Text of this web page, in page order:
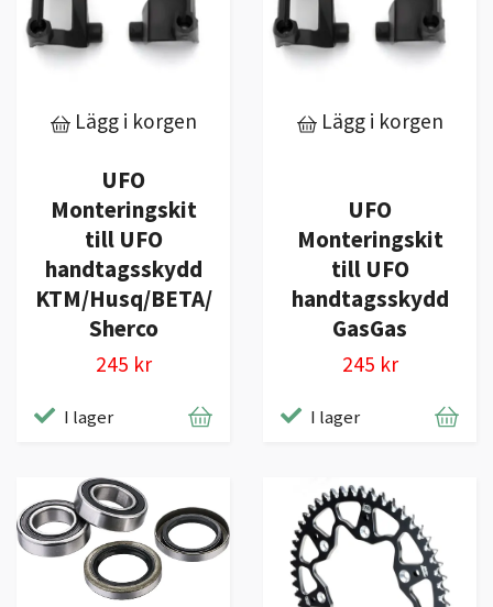
Lägg i korgen
UFO
Monteringskit
till UFO
handtagsskydd
KTM/Husq/BETA/
Sherco
245 kr
I lager
Lägg i korgen
UFO
Monteringskit
till UFO
handtagsskydd
GasGas
245 kr
I lager